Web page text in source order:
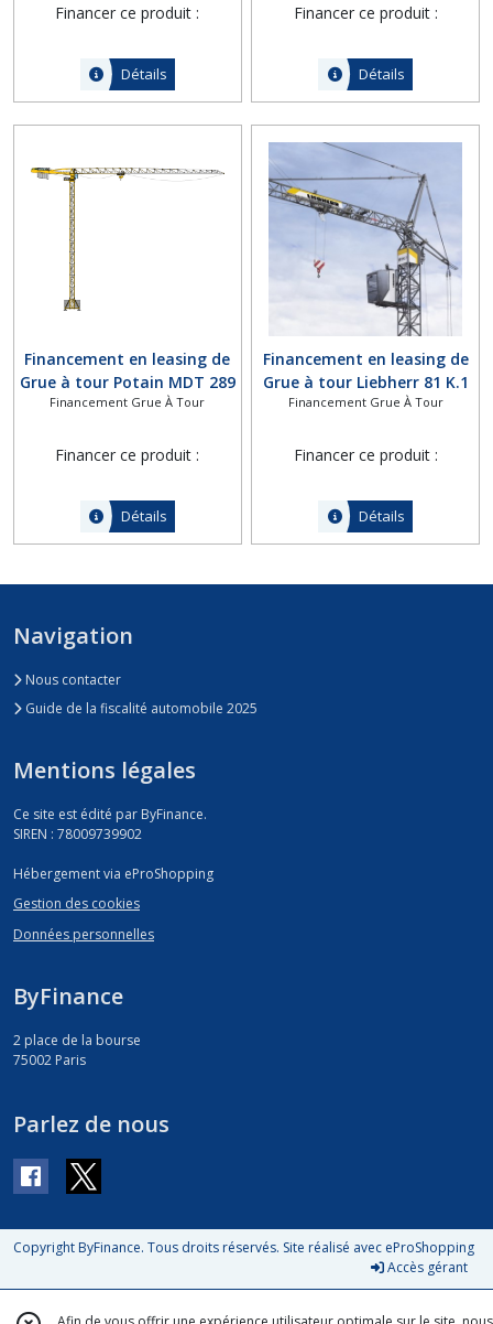
Financer ce produit :
Détails
Financer ce produit :
Détails
Financement en leasing de
Grue à tour Potain MDT 289
Financement Grue À Tour
Financer ce produit :
Détails
Financement en leasing de
Grue à tour Liebherr 81 K.1
Financement Grue À Tour
Financer ce produit :
Détails
Navigation
Nous contacter
Guide de la fiscalité automobile 2025
Mentions légales
Ce site est édité par ByFinance.
SIREN : 78009739902
Hébergement via eProShopping
Gestion des cookies
Données personnelles
ByFinance
2 place de la bourse
75002 Paris
Parlez de nous
Copyright ByFinance. Tous droits réservés. Site réalisé avec eProShopping
Accès gérant